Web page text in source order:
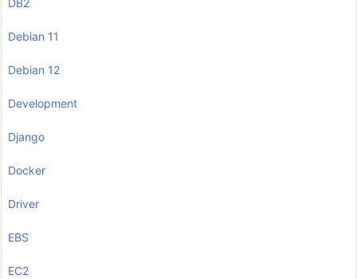
DB2
Debian 11
Debian 12
Development
Django
Docker
Driver
EBS
EC2